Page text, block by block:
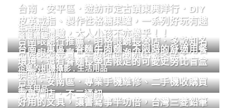
台南．安平區．遊訪市定古蹟東興洋行．DIY
皮革戒指、製作性格糖果罐，一系列好玩有趣
的手作體驗，大人小孩不亦樂乎！！
生活用品
台南眼鏡行推薦．明格眼鏡長榮店．多款知名
品牌眼鏡專賣．掌握時尚潮流配鏡美學。
餐廳體驗
台南．東區．眷麵牛肉麵．不限時的舒適用餐
環境．還有眷麵長榮店限定的可愛史努比盲盒
抽獎活動!!
企鵝的相機攝影,生活用品
台南．安南區．專業手機維修、二手機收購買
賣專門店．不二通訊
生活用品
好用的文具，讓書寫事半功倍，台灣三菱鉛筆